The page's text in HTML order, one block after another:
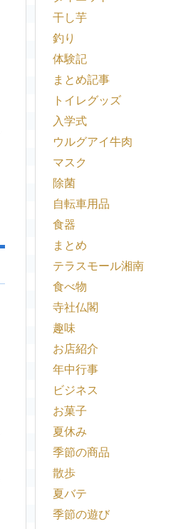
干し芋
釣り
体験記
まとめ記事
トイレグッズ
入学式
ウルグアイ牛肉
マスク
除菌
自転車用品
食器
まとめ
テラスモール湘南
食べ物
寺社仏閣
趣味
お店紹介
年中行事
ビジネス
お菓子
夏休み
季節の商品
散歩
夏バテ
季節の遊び